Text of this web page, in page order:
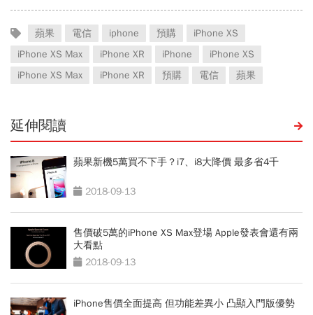
蘋果 電信 iphone 預購
iPhone XS
iPhone XS Max
iPhone XR iPhone
iPhone XS
iPhone XS Max
iPhone XR 預購 電信 蘋果
延伸閱讀
蘋果新機5萬買不下手？i7、i8大降價 最多省4千
2018-09-13
售價破5萬的iPhone XS Max登場 Apple發表會還有兩
大看點
2018-09-13
iPhone售價全面提高 但功能差異小 凸顯入門版優勢